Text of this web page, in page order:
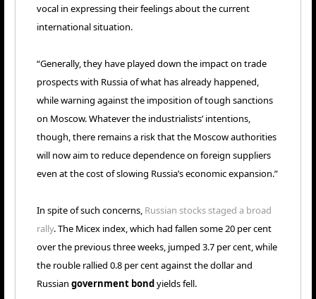
vocal in expressing their feelings about the current
international situation.
“Generally, they have played down the impact on trade
prospects with Russia of what has already happened,
while warning against the imposition of tough sanctions
on Moscow. Whatever the industrialists’ intentions,
though, there remains a risk that the Moscow authorities
will now aim to reduce dependence on foreign suppliers
even at the cost of slowing Russia’s economic expansion.”
In spite of such concerns, Russian stocks staged a broad
rally. The Micex index, which had fallen some 20 per cent
over the previous three weeks, jumped 3.7 per cent, while
the rouble rallied 0.8 per cent against the dollar and
Russian government bondyields fell.